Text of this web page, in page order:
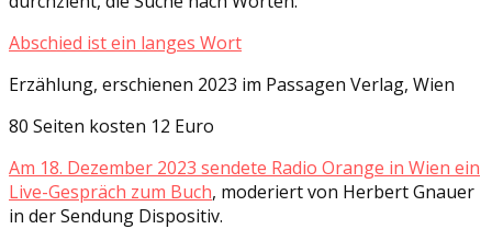
Abschied ist ein langes Wort
Erzählung, erschienen 2023 im Passagen Verlag, Wien
80 Seiten kosten 12 Euro
Am 18. Dezember 2023 sendete Radio Orange in Wien ein
Live-Gespräch zum Buch, moderiert von Herbert Gnauer
in der Sendung Dispositiv.